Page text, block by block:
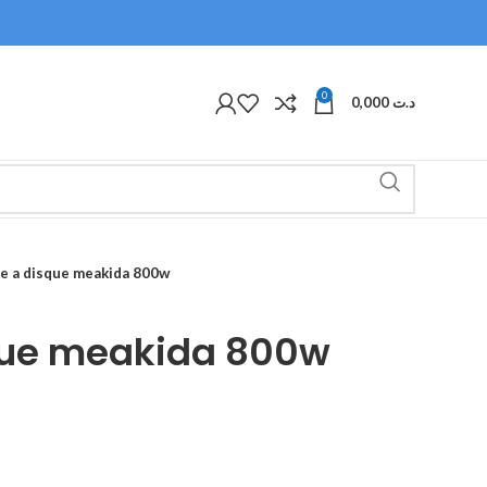
0 د.ت
a disque meakida 800w
meakida 800w